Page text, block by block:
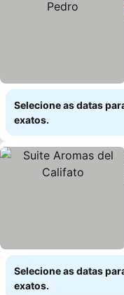
Selecione as datas
exatos.
Selecione as datas
exatos.